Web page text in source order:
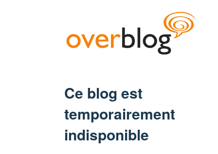
Ce blog est
temporairement
indisponible